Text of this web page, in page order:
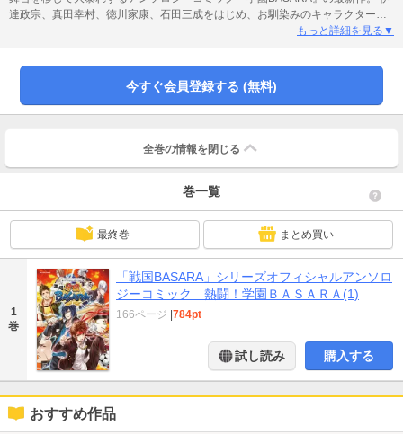
達政宗、真田幸村、徳川家康、石田三成をはじめ、お馴染みのキャラクターた
ちが登場します。ますます賑やかになる『学園BASARA』の熱闘をお届けしま
もっと詳細を見る▼
今すぐ会員登録する (無料)
全巻の情報を 閉じる
巻一覧
最終巻 まとめ買い
1
巻
「戦国BASARA」シリーズオフィシャルアンソロ
ジーコミック 熱闘！学園ＢＡＳＡＲＡ(1)
166ページ 784pt
試し読み 購入する
おすすめ作品